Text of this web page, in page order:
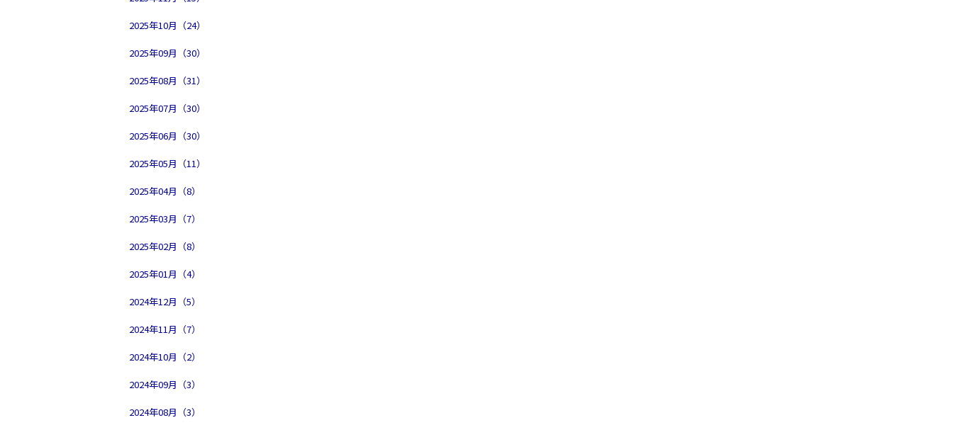
2025年10月（24）
2025年09月（30）
2025年08月（31）
2025年07月（30）
2025年06月（30）
2025年05月（11）
2025年04月（8）
2025年03月（7）
2025年02月（8）
2025年01月（4）
2024年12月（5）
2024年11月（7）
2024年10月（2）
2024年09月（3）
2024年08月（3）